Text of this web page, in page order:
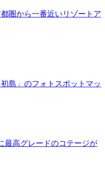
圏から一番近いリゾートア
島」のフォトスポットマッ
最高グレードのコテージが